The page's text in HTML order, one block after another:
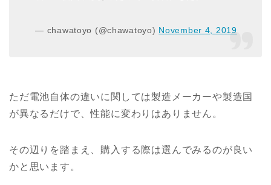
— chawatoyo (@chawatoyo) November 4, 2019
ただ電池自体の違いに関しては製造メーカーや製造国
が異なるだけで、性能に変わりはありません。
その辺りを踏まえ、購入する際は選んでみるのが良い
かと思います。